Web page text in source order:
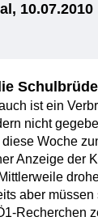
10.07.2010
ist ein
nicht
Woche
Anzeige der
aber
Recherchen